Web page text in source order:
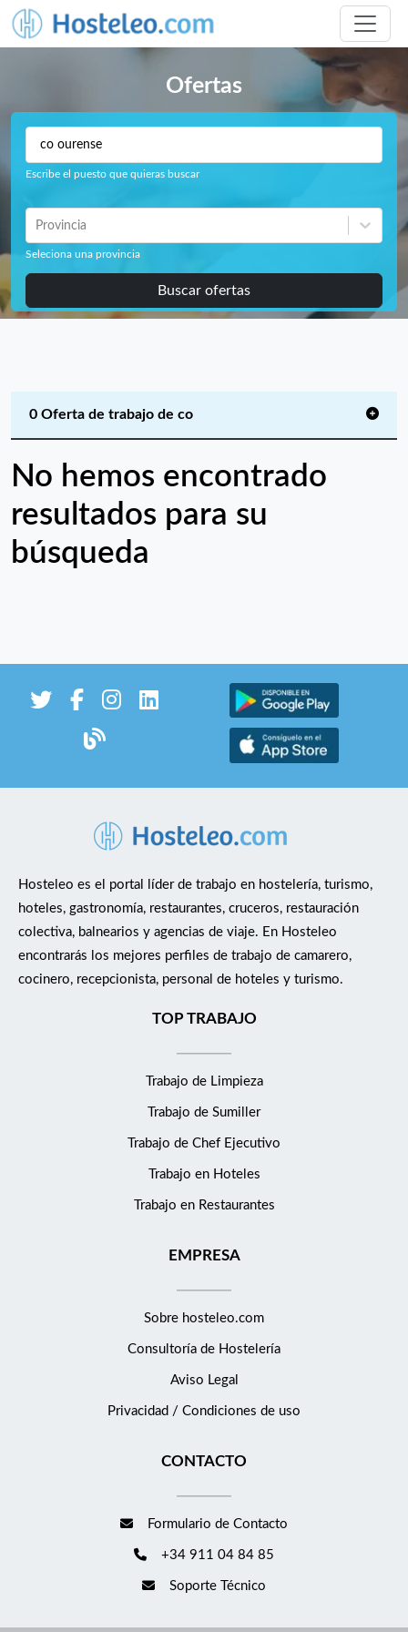
Ofertas
Escribe el puesto que quieras buscar
Provincia
Seleciona una provincia
Buscar ofertas
0 Oferta de trabajo de co
No hemos encontrado
resultados para su
búsqueda
Hosteleo es el portal líder de trabajo en hostelería, turismo,
hoteles, gastronomía, restaurantes, cruceros, restauración
colectiva, balnearios y agencias de viaje. En Hosteleo
encontrarás los mejores perfiles de trabajo de camarero,
cocinero, recepcionista, personal de hoteles y turismo.
TOP TRABAJO
Trabajo de Limpieza
Trabajo de Sumiller
Trabajo de Chef Ejecutivo
Trabajo en Hoteles
Trabajo en Restaurantes
EMPRESA
Sobre hosteleo.com
Consultoría de Hostelería
Aviso Legal
Privacidad / Condiciones de uso
CONTACTO
Formulario de Contacto
+34 911 04 84 85
Soporte Técnico